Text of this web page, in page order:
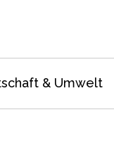
& Umwelt